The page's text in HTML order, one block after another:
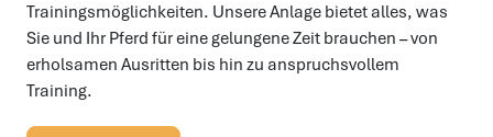
Trainingsmöglichkeiten. Unsere Anlage bietet alles, was
Sie und Ihr Pferd für eine gelungene Zeit brauchen – von
erholsamen Ausritten bis hin zu anspruchsvollem
Training.